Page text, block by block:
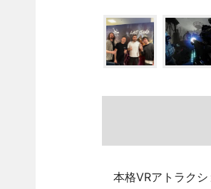
本格VRアトラクシ